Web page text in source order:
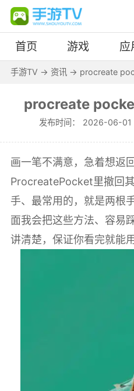
首页 游戏 应
手游TV -> 资讯-> procreate
procreate
发布时间： 2026-06-01
画一笔不满意，急着想返
ProcreatePocket里撤回
手、最常用的，就是两根
面我会把这些方法、容易
讲清楚，保证你看完就能用